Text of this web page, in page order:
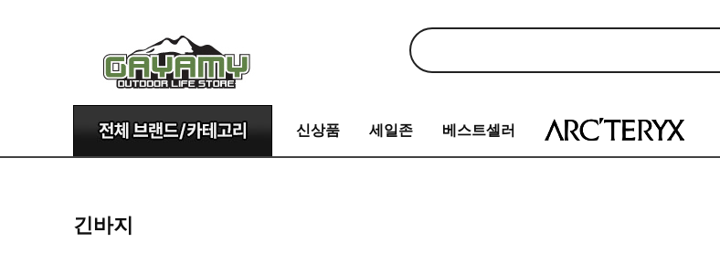
신상품 세일존 베스트셀러
긴바지